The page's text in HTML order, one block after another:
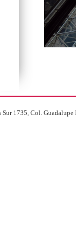
Sur 1735, Col.